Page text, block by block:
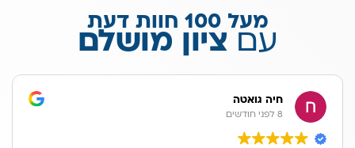
מעל 100 חוות דעת
עםציון מושלם
חיה גואטה
8 לפני חודשים